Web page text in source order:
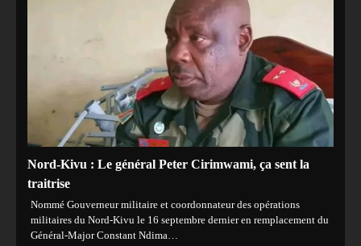
Nord-Kivu : Le général Peter Cirimwami, ça sent la
traitrise
Nommé Gouverneur militaire et coordonnateur des opérations
militaires du Nord-Kivu le 16 septembre dernier en remplacement du
Général-Major Constant Ndima…